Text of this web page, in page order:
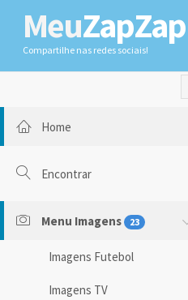
MeuZapZap
Compartilhe nas redes sociais!
Home
Encontrar
Menu Imagens 23
Imagens Futebol
Imagens TV